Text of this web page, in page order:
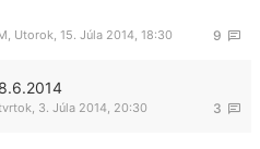
9
Utorok, 15. Júla 2014, 18:30
3
3. Júla 2014, 20:30